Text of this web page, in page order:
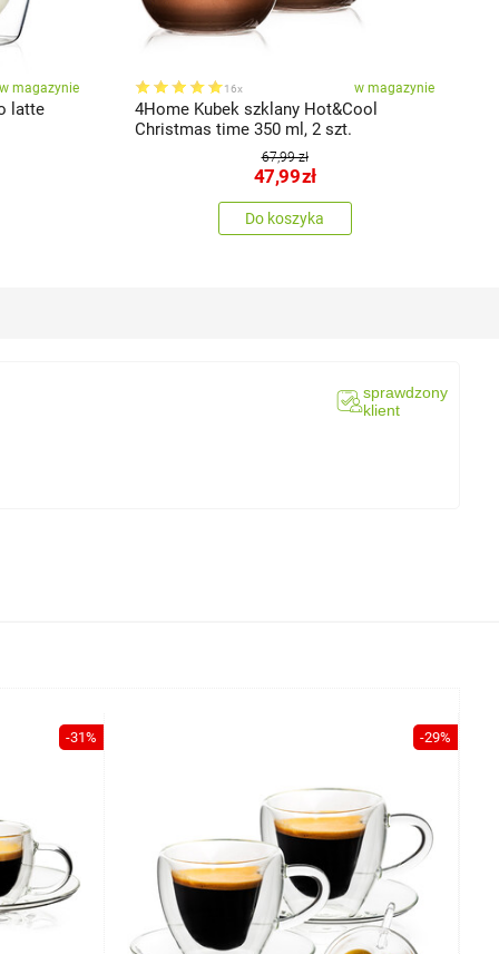
w magazynie
latte
16x w magazynie
4Home Kubek szklany Hot&Cool
Christmas time 350 ml, 2 szt.
67,99 zł
47,99zł
Do koszyka
sprawdzony
klient
-31% -29%